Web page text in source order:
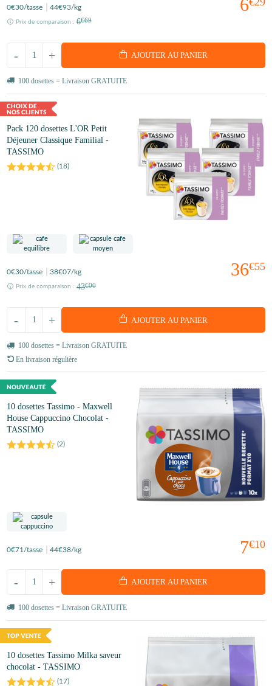
6
0€30/tasse 44€93/kg
Prix de comparaison : 6€69
+
- AJOUTER AU PANIER
100 dosettes = Livraison GRATUITE
Pack 120 dosettes L'OR Petit
Déjeuner Classique Familial -
TASSIMO
(18)
36€55
0€30/tasse 38€07/kg
Prix de comparaison : 43€00
+
- AJOUTER AU PANIER
100 dosettes = Livraison GRATUITE
En livraison régulière
10 dosettes Tassimo - Maxwell
House Cappuccino Chocolat -
TASSIMO
(2)
7€10
0€71 /tasse 44€38/kg
+
- AJOUTER AU PANIER
100 dosettes = Livraison GRATUITE
10 dosettes Tassimo Milka saveur
chocolat - TASSIMO
(17)